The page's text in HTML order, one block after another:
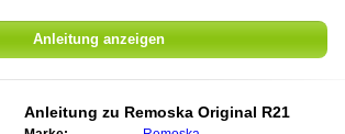
Anleitung anzeigen
Anleitung zu Remoska Original R21